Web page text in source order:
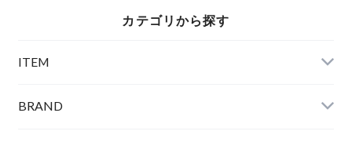
カテゴリから探す
ITEM
BRAND